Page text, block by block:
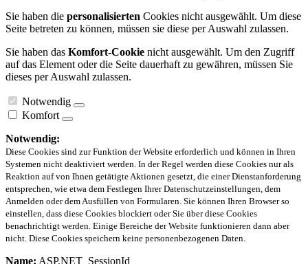
Sie haben die personalisierten Cookies nicht ausgewählt. Um diese
Seite betreten zu können, müssen sie diese per Auswahl zulassen.
Sie haben das Komfort-Cookie nicht ausgewählt. Um den Zugriff
auf das Element oder die Seite dauerhaft zu gewähren, müssen Sie
dieses per Auswahl zulassen.
Notwendig
Komfort
Notwendig:
Diese Cookies sind zur Funktion der Website erforderlich und können in Ihren
Systemen nicht deaktiviert werden. In der Regel werden diese Cookies nur als
Reaktion auf von Ihnen getätigte Aktionen gesetzt, die einer Dienstanforderung
entsprechen, wie etwa dem Festlegen Ihrer Datenschutzeinstellungen, dem
Anmelden oder dem Ausfüllen von Formularen. Sie können Ihren Browser so
einstellen, dass diese Cookies blockiert oder Sie über diese Cookies
benachrichtigt werden. Einige Bereiche der Website funktionieren dann aber
nicht. Diese Cookies speichern keine personenbezogenen Daten.
Name: ASP.NET_SessionId